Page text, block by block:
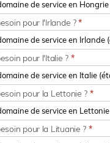
pour l'Irlande ?*
pour l'Italie ? *
pour la Lettonie ? *
pour la Lituanie ? *